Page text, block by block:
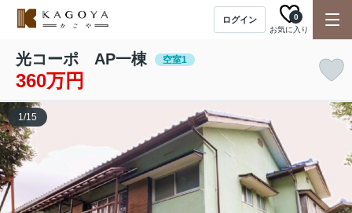
ログイン
お気に入り
0
光コーポ AP一棟 空室1
360万円
1/15